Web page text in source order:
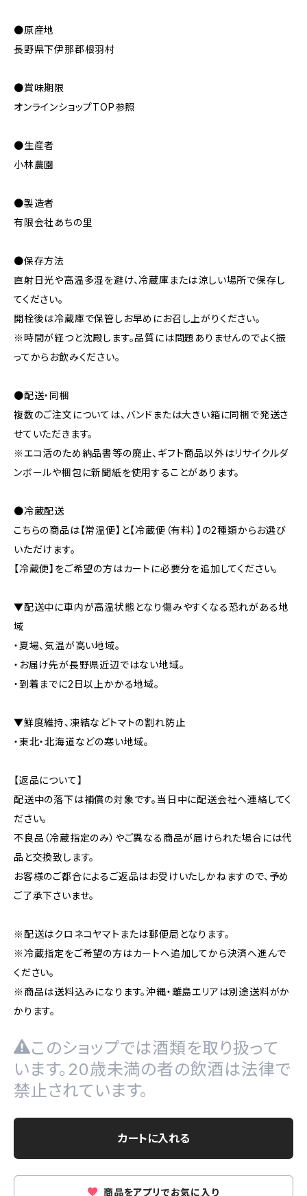
●原産地
長野県下伊那郡根羽村
●賞味期限
オンラインショップTOP参照
●生産者
小林農園
●製造者
有限会社あちの里
●保存方法
直射日光や高温多湿を避け、冷蔵庫または涼しい場所で保存し
てください。
開栓後は冷蔵庫で保管しお早めにお召し上がりください。
※時間が経つと沈殿します。品質には問題ありませんのでよく振
ってからお飲みください。
●配送・同梱
複数のご注文については、バンドまたは大きい箱に同梱で発送さ
せていただきます。
※エコ活のため納品書等の廃止、ギフト商品以外はリサイクルダ
ンボールや梱包に新聞紙を使用することがあります。
●冷蔵配送
こちらの商品は【常温便】と【冷蔵便（有料）】の2種類からお選び
いただけます。
【冷蔵便】をご希望の方はカートに必要分を追加してください。
▼配送中に車内が高温状態となり傷みやすくなる恐れがある地
域
・夏場、気温が高い地域。
・お届け先が長野県近辺ではない地域。
・到着までに2日以上かかる地域。
▼鮮度維持、凍結などトマトの割れ防止
・東北・北海道などの寒い地域。
【返品について】
配送中の落下は補償の対象です。当日中に配送会社へ連絡してく
ださい。
不良品（冷蔵指定のみ）やご異なる商品が届けられた場合には代
品と交換致します。
お客様のご都合によるご返品はお受けいたしかねますので、予め
ご了承下さいませ。
※配送はクロネコヤマトまたは郵便局となります。
※冷蔵指定をご希望の方はカートへ追加してから決済へ進んで
ください。
※商品は送料込みになります。沖縄・離島エリアは別途送料がか
かります。
このショップでは酒類を取り扱って
います。20歳未満の者の飲酒は法律で
禁止されています。
カートに入れる
商品をアプリでお気に入り